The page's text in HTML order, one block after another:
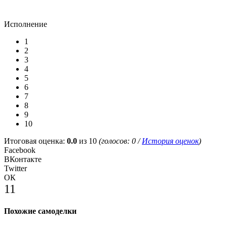
Исполнение
1
2
3
4
5
6
7
8
9
10
Итоговая оценка: 0.0 из 10 (голосов: 0 /История оценок)
Facebook
ВКонтакте
Twitter
ОК
11
Похожие самоделки